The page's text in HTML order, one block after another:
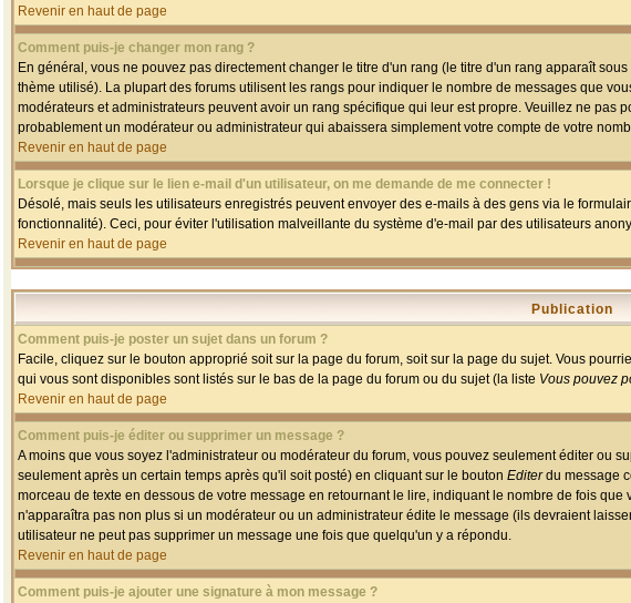
Revenir en haut de page
Comment puis-je changer mon rang ?
En général, vous ne pouvez pas directement changer le titre d'un rang (le titre d'un rang apparaît
thème utilisé). La plupart des forums utilisent les rangs pour indiquer le nombre de messages que
modérateurs et administrateurs peuvent avoir un rang spécifique qui leur est propre. Veuillez ne pas
probablement un modérateur ou administrateur qui abaissera simplement votre compte de votre
Revenir en haut de page
Lorsque je clique sur le lien e-mail d'un utilisateur, on me demande de me connecter !
Désolé, mais seuls les utilisateurs enregistrés peuvent envoyer des e-mails à des gens via le
fonctionnalité). Ceci, pour éviter l'utilisation malveillante du système d'e-mail par des utilisateurs
Revenir en haut de page
Publication
Comment puis-je poster un sujet dans un forum ?
Facile, cliquez sur le bouton approprié soit sur la page du forum, soit sur la page du sujet. Vous
qui vous sont disponibles sont listés sur le bas de la page du forum ou du sujet (la liste Vous pouvez
Revenir en haut de page
Comment puis-je éditer ou supprimer un message ?
A moins que vous soyez l'administrateur ou modérateur du forum, vous pouvez seulement éditer ou
seulement après un certain temps après qu'il soit posté) en cliquant sur le bouton Editerdu message
morceau de texte en dessous de votre message en retournant le lire, indiquant le nombre de fois
n'apparaîtra pas non plus si un modérateur ou un administrateur édite le message (ils devraient
utilisateur ne peut pas supprimer un message une fois que quelqu'un y a répondu.
Revenir en haut de page
Comment puis-je ajouter une signature à mon message ?